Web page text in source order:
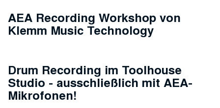
AEA Recording Workshop von
Klemm Music Technology
Drum Recording im Toolhouse
Studio - ausschließlich mit AEA-
Mikrofonen!